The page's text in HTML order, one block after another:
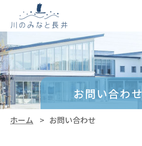
お問い合わせ
ホーム > お問い合わせ